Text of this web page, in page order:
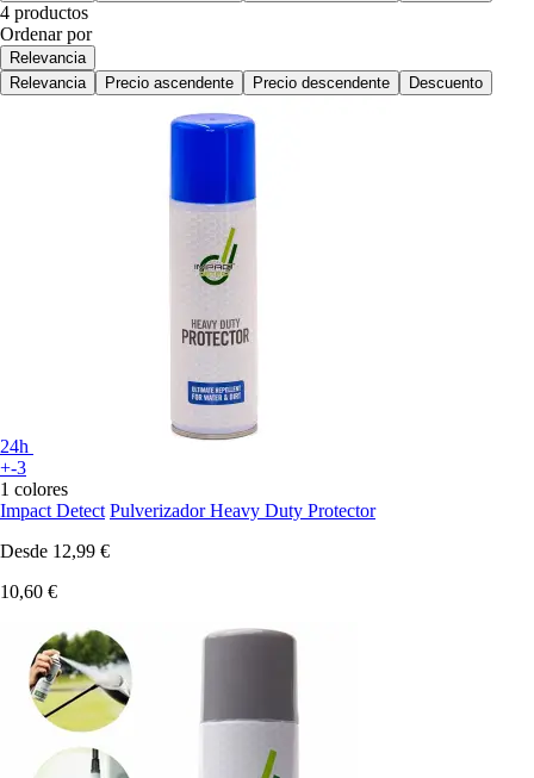
4 productos
Ordenar por
Relevancia
Relevancia
Precio ascendente Precio descendente Descuento
24h
+-3
1 colores
Impact Detect Pulverizador Heavy Duty Protector
Desde 12,99 €
10,60 €